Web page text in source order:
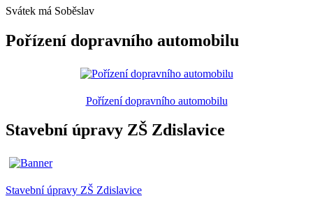
Svátek má Soběslav
Pořízení dopravního automobilu
Pořízení dopravního automobilu
Stavební úpravy ZŠ Zdislavice
Stavební úpravy ZŠ Zdislavice